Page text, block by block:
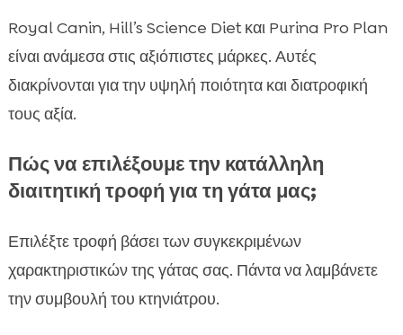
Royal Canin, Hill’s Science Diet και Purina Pro Plan
είναι ανάμεσα στις αξιόπιστες μάρκες. Αυτές
διακρίνονται για την υψηλή ποιότητα και διατροφική
τους αξία.
Πώς να επιλέξουμε την κατάλληλη
διαιτητική τροφή για τη γάτα μας;
Επιλέξτε τροφή βάσει των συγκεκριμένων
χαρακτηριστικών της γάτας σας. Πάντα να λαμβάνετε
την συμβουλή του κτηνιάτρου.